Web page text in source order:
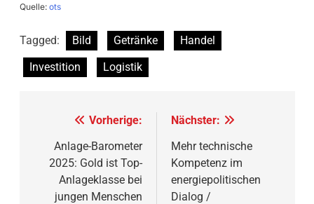
Quelle: ots
Tagged: Bild Getränke
Handel
Investition
Logistik
Beitragsnavigation
Vorherige:
Anlage-Barometer
2025: Gold ist Top-
Anlageklasse bei
jungen Menschen
Nächster:
Mehr technische
Kompetenz im
energiepolitischen
Dialog /